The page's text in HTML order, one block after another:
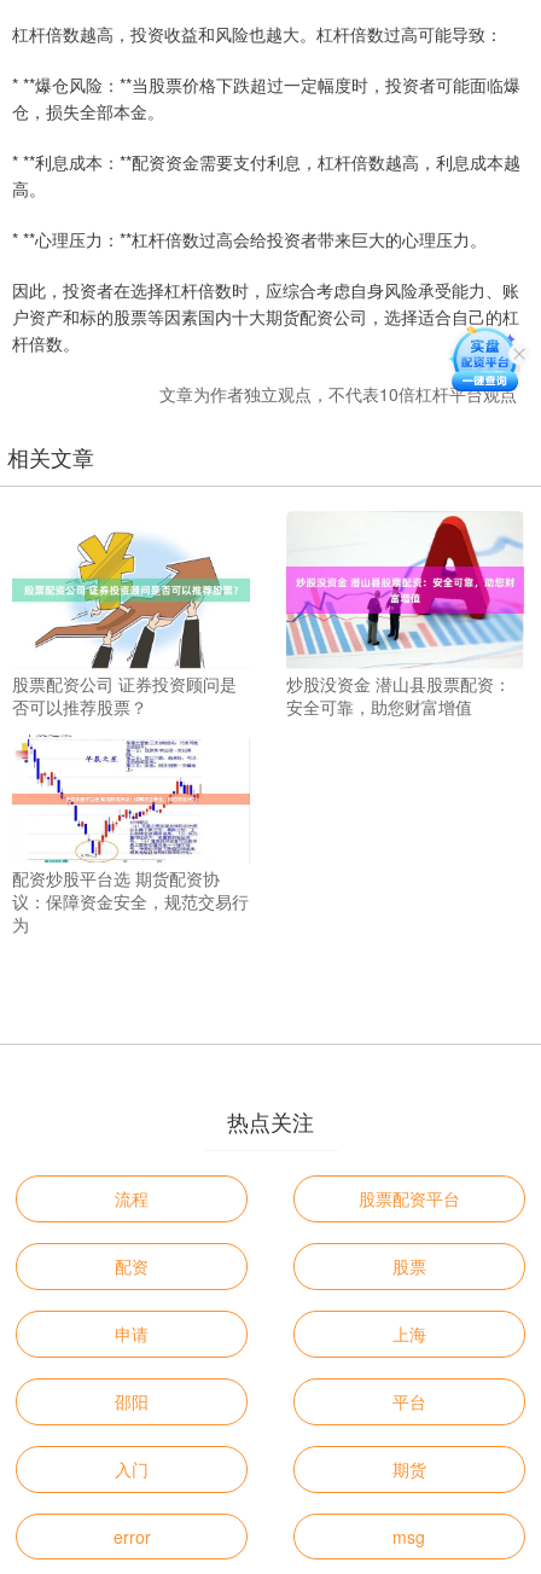
杠杆倍数越高，投资收益和风险也越大。杠杆倍数过高可能导致：
* **爆仓风险：**当股票价格下跌超过一定幅度时，投资者可能面临爆
仓，损失全部本金。
* **利息成本：**配资资金需要支付利息，杠杆倍数越高，利息成本越
高。
* **心理压力：**杠杆倍数过高会给投资者带来巨大的心理压力。
因此，投资者在选择杠杆倍数时，应综合考虑自身风险承受能力、账
户资产和标的股票等因素国内十大期货配资公司，选择适合自己的杠
杆倍数。
文章为作者独立观点，不代表10倍杠杆平台观点
相关文章
股票配资公司 证券投资顾问是
否可以推荐股票？
炒股没资金 潜山县股票配资：
安全可靠，助您财富增值
配资炒股平台选 期货配资协
议：保障资金安全，规范交易行
为
热点关注
流程 股票配资平台
配资 股票
申请 上海
邵阳 平台
入门 期货
error msg